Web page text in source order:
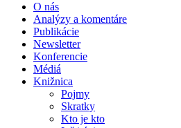
O nás
Analýzy a komentáre
Publikácie
Newsletter
Konferencie
Médiá
Knižnica
Pojmy
Skratky
Kto je kto